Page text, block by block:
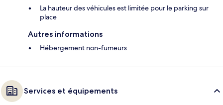
La hauteur des véhicules est limitée pour le parking sur
place
Autres informations
Hébergement non-fumeurs
Services et équipements